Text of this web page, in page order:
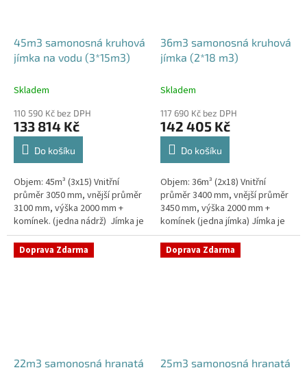
45m3 samonosná kruhová
jímka na vodu (3*15m3)
Skladem
110 590 Kč bez DPH
133 814 Kč
Do košíku
Objem: 45m³ (3x15) Vnitřní
průměr 3050 mm, vnější průměr
3100 mm, výška 2000 mm +
komínek. (jedna nádrž) Jímka je
uvnitř vyztužena masivním
žebrováním pro garanci její...
36m3 samonosná kruhová
jímka (2*18 m3)
Skladem
117 690 Kč bez DPH
142 405 Kč
Do košíku
Objem: 36m³ (2x18) Vnitřní
průměr 3400 mm, vnější průměr
3450 mm, výška 2000 mm +
komínek (jedna jímka) Jímka je
uvnitř vyztužena masivním
žebrováním pro garanci její...
Doprava Zdarma
22m3 samonosná hranatá
Doprava Zdarma
25m3 samonosná hranatá